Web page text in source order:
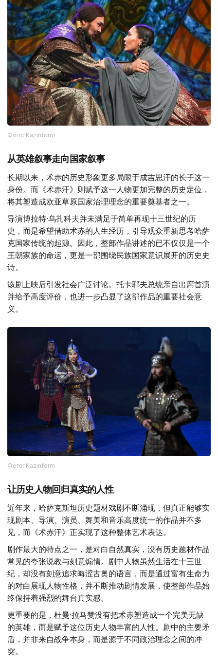
Фото: Kazinform
从英雄叙事走向国家叙事
长期以来，术赤的历史形象更多局限于成吉思汗的长子这一
身份。而《术赤汗》则赋予这一人物更加完整的历史定位，
将其塑造成欧亚草原国家治理理念的重要奠基者之一。
导演博拉特·乌扎科夫并未满足于简单再现十三世纪的历
史，而是希望借助术赤的人生经历，引导观众重新思考哈萨
克国家传统的起源。因此，整部作品讲述的已不仅仅是一个
王朝家族的命运，更是一部围绕民族国家意识展开的历史史
诗。
该剧上映后引发社会广泛讨论。托卡耶夫总统亲自出席首演
并给予高度评价，也进一步凸显了这部作品的重要社会意
义。
Фото: Kazinform
让历史人物回归真实的人性
近年来，哈萨克斯坦历史题材戏剧不断涌现，但真正能够实
现剧本、导演、演员、舞美和音乐高度统一的作品并不多
见，而《术赤汗》正实现了这种整体艺术表达。
剧作最大的特点之一，是对白自然真实，没有历史题材作品
常见的夸张说教与刻意煽情。剧中人物虽然生活在十三世
纪，却没有刻意追求晦涩古奥的语言，而是通过富有生命力
的对白展现人物性格，并不断推动剧情发展，使整部作品始
终保持着强烈的舞台真实感。
更重要的是，杜曼·拉马赞没有把术赤塑造成一个完美无缺
的英雄，而是赋予这位历史人物丰富的人性。剧中的主要矛
盾，并非来自战争本身，而是源于不同政治理念之间的冲
突。